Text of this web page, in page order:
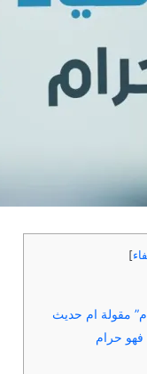
]
مقولة ام حديث
فهو حرام